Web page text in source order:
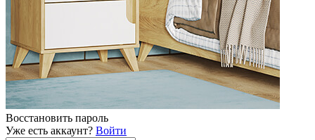
Восстановить пароль
Уже есть аккаунт? Войти